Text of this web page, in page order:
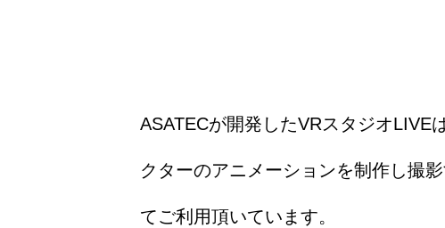
ASATECが開発したVRスタジオLIVE
クターのアニメーションを制作し撮
てご利用頂いています。